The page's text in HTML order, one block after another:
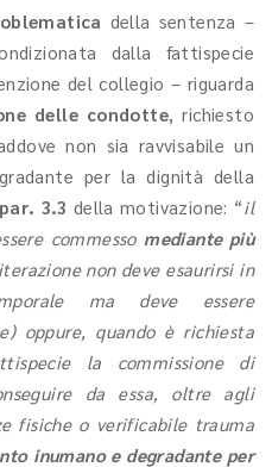
della sentenza –
dalla fattispecie
del collegio – riguarda
delle condotte, richiesto
non sia ravvisabile un
per la dignità della
par. 3.3 della motivazione: “il
commesso mediante più
non deve esaurirsi in
ma deve essere
oppure, quando è richiesta
la commissione di
da essa, oltre agli
fisiche o verificabile trauma
inumano e degradante per